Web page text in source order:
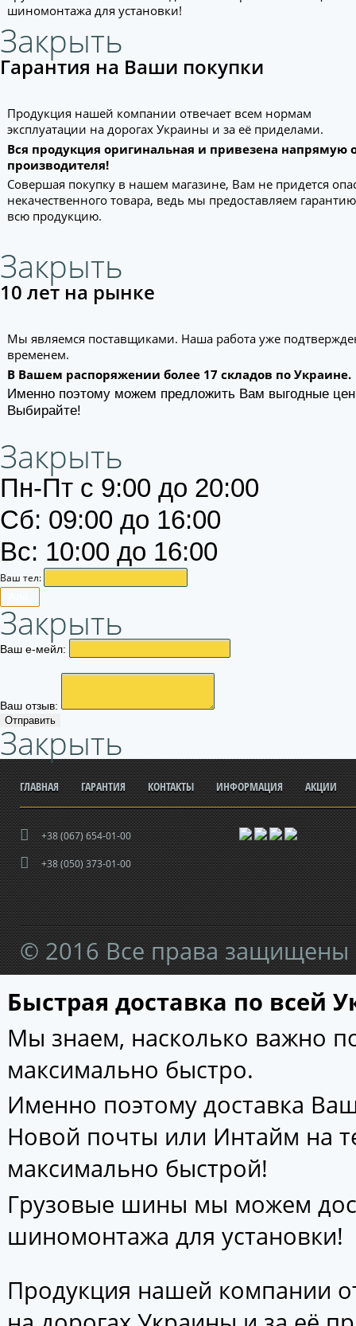
шиномонтажа для установки!
Закрыть
Гарантия на Ваши покупки
Продукция нашей компании отвечает всем нормам
эксплуатации на дорогах Украины и за её приделами.
Вся продукция оригинальная и привезена напрямую
производителя!
Совершая покупку в нашем магазине, Вам не придется
некачественного товара, ведь мы предоставляем
всю продукцию.
Закрыть
10 лет на рынке
Мы являемся поставщиками. Наша работа уже
временем.
В Вашем распоряжении более 17 складов по Украине.
Именно поэтому можем предложить Вам выгодные
Выбирайте!
Закрыть
Пн-Пт с 9:00 до 20:00
Сб: 09:00 до 16:00
Вс: 10:00 до 16:00
Ваш тел:
Закрыть
Ваш е-мейл:
Ваш отзыв:
Отправить
Закрыть
ГЛАВНАЯ ГАРАНТИЯ КОНТАКТЫ ИНФОРМАЦИЯ АКЦИИ
+38 (067) 654-01-00
+38 (050) 373-01-00
© 2016 Все права защищены
Быстрая доставка по всей
Мы знаем, насколько важно
максимально быстро.
Именно поэтому доставка
Новой почты или Интайм на
максимально быстрой!
Грузовые шины мы можем
шиномонтажа для установки!
Продукция нашей компании